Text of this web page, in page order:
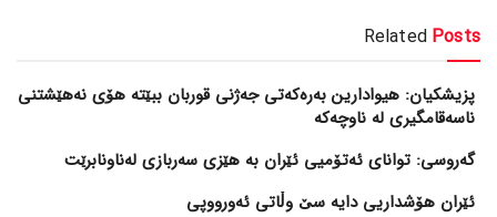
Related Posts
پزیشکیان: هیوادارین بەرەکەتی جەژنی قوربان ببێتە هۆی نەهێشتنی
ناسەقامگیری لە ناوچەکە
گەروسی: توانای ئەتۆمیی ئێران بە هێزی سەربازی لەناونابرێت
ئێران هۆشداریی دایە سێ وڵاتی ئەورووپی